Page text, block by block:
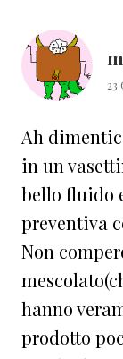
23
Ah
in un
bello fluido
preventiva
Non
hanno
prodotto